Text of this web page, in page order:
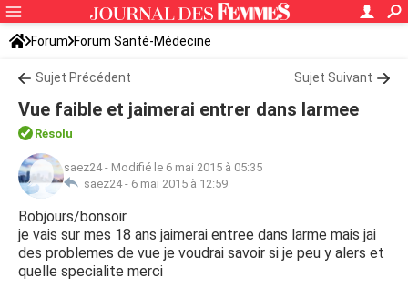
Forum Forum Santé-Médecine
Symptômes et maladies courantes
Sujet Précédent Sujet Suivant
Vue faible et jaimerai entrer dans larmee
Résolu
saez24- Modifié le 6 mai 2015 à 05:35
saez24 - 6 mai 2015 à 12:59
Bobjours/bonsoir
je vais sur mes 18 ans jaimerai entree dans larme mais jai
des problemes de vue je voudrai savoir si je peu y alers et
quelle specialite merci